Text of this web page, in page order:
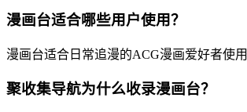
漫画台适合哪些用户使用？
漫画台适合日常追漫的ACG漫画爱好者使
聚收集导航为什么收录漫画台？